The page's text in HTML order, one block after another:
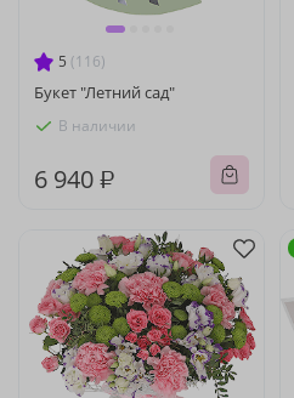
5 (116)
Букет "Летний сад"
В наличии
6 940 ₽